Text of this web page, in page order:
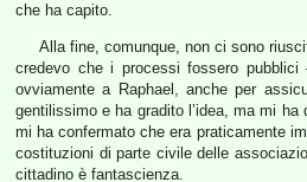
che ha capito.
Alla fine, comunque, non ci sono
credevo che i processi fossero
ovviamente a Raphael, anche per
gentilissimo e ha gradito l’idea, ma mi
mi ha confermato che era praticamente
costituzioni di parte civile delle
cittadino è fantascienza.